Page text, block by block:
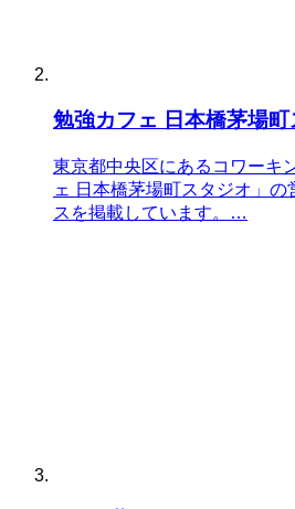
勉強カフェ 日本橋茅場町
東京都中央区にあるコワーキ
ェ 日本橋茅場町スタジオ」
スを掲載しています。…